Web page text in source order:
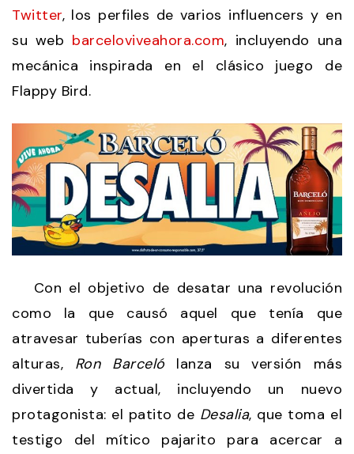
Twitter, los perfiles de varios influencers y en
su web barceloviveahora.com, incluyendo una
mecánica inspirada en el clásico juego de
Flappy Bird.
Con el objetivo de desatar una revolución
como la que causó aquel que tenía que
atravesar tuberías con aperturas a diferentes
alturas, Ron Barceló lanza su versión más
divertida y actual, incluyendo un nuevo
protagonista: el patito de Desalia, que toma el
testigo del mítico pajarito para acercar a